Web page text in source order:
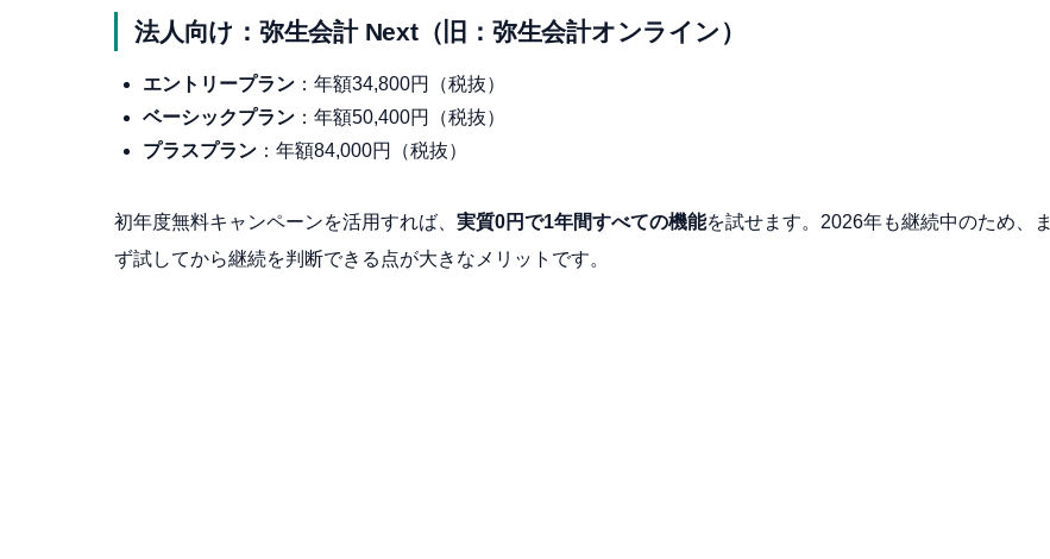
法人向け：弥生会計 Next（旧：弥生会計オンライン）
エントリープラン ：年額34,800円（税抜）
ベーシックプラン ：年額50,400円（税抜）
プラスプラン ：年額84,000円（税抜）
初年度無料キャンペーンを活用すれば、 実質0円で1年間すべての機能を試せます。2026年も継続中のため、ま
ず試してから継続を判断できる点が大きなメリットです。